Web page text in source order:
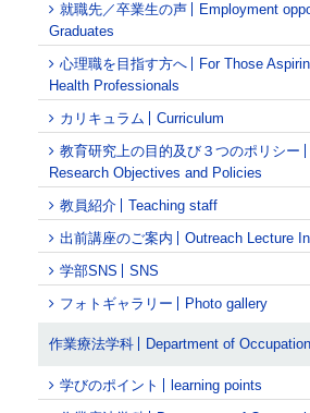
就職先／卒業生の声
Employment
Graduates
心理職を目指す方へ
For Those
Health Professionals
カリキュラム
Curriculum
教育研究上の目的及び３つのポリシー
Research Objectives and Policies
教員紹介
Teaching staff
出前講座のご案内
Outreach Lecture
学部SNS
SNS
フォトギャラリー
Photo gallery
作業療法学科 Department of
学びのポイント
learning points